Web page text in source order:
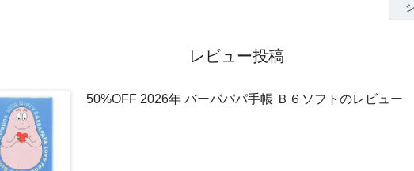
レビュー投稿
50%OFF 2026年 バーバパパ手帳 Ｂ６ソフトのレビュー